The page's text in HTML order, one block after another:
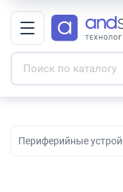
Периферийные